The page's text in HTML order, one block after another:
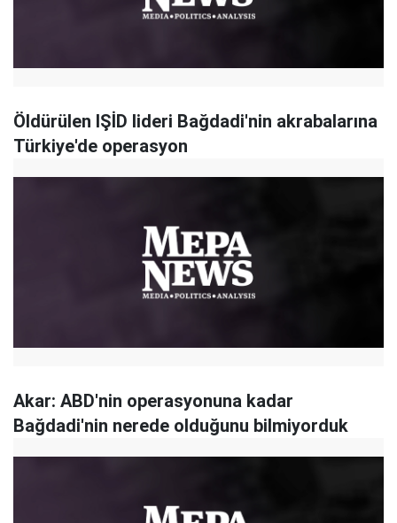
Öldürülen IŞİD lideri Bağdadi'nin akrabalarına
Türkiye'de operasyon
Akar: ABD'nin operasyonuna kadar
Bağdadi'nin nerede olduğunu bilmiyorduk